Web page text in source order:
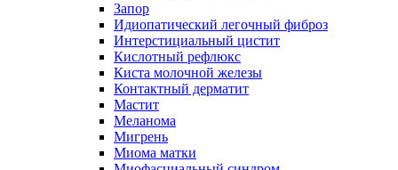
Запор
Идиопатический легочный фиброз
Интерстициальный цистит
Кислотный рефлюкс
Киста молочной железы
Контактный дерматит
Мастит
Меланома
Мигрень
Миома матки